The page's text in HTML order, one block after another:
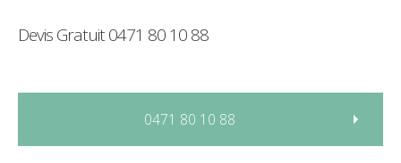
Devis Gratuit0471 80 10 88
0471 80 10 88